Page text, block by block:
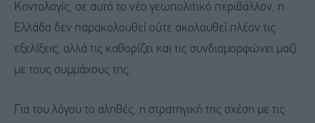
Κοντολογίς, σε αυτό το νέο γεωπολιτικό περιβάλλον, η
Ελλάδα δεν παρακολουθεί ούτε ακολουθεί πλέον τις
εξελίξεις, αλλά τις καθορίζει και τις συνδιαμορφώνει μαζί
με τους συμμάχους της.
Για του λόγου το αληθές, η στρατηγική της σχέση με τις